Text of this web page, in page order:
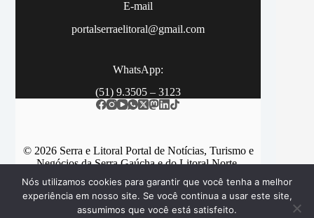
E-mail
portalserraelitoral@gmail.com
WhatsApp:
(51) 9.3505 – 3123
© 2026 Serra e Litoral Portal de Notícias, Turismo e
Negócios da Serra Gaúcha e do Litoral Norte.
Categorias Contato
Nós utilizamos cookies para garantir que você tenha a melhor
experiência em nosso site. Se você continua a usar este site,
assumimos que você está satisfeito.